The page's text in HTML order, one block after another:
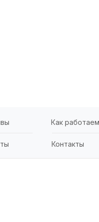
Как работаем
Контакты